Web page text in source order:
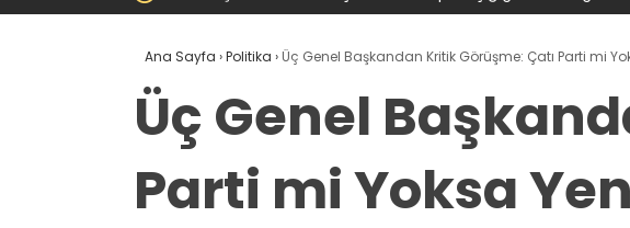
Ana Sayfa ›Politika › Üç Genel Başkandan Kritik Görüşme: Çatı Parti mi
Üç Genel
Parti mi Yoksa